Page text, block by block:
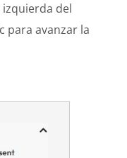
izquierda del
para avanzar la